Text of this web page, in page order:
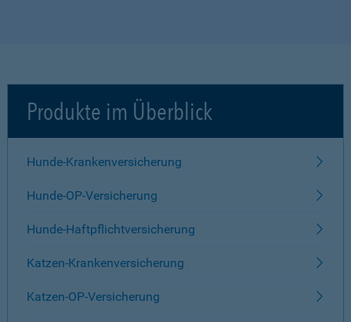
Produkte im Überblick
Hunde-Krankenversicherung
Hunde-OP-Versicherung
Hunde-Haftpflichtversicherung
Katzen-Krankenversicherung
Katzen-OP-Versicherung